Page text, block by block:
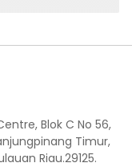
Blok C No 56,
Timur,
Riau.29125.